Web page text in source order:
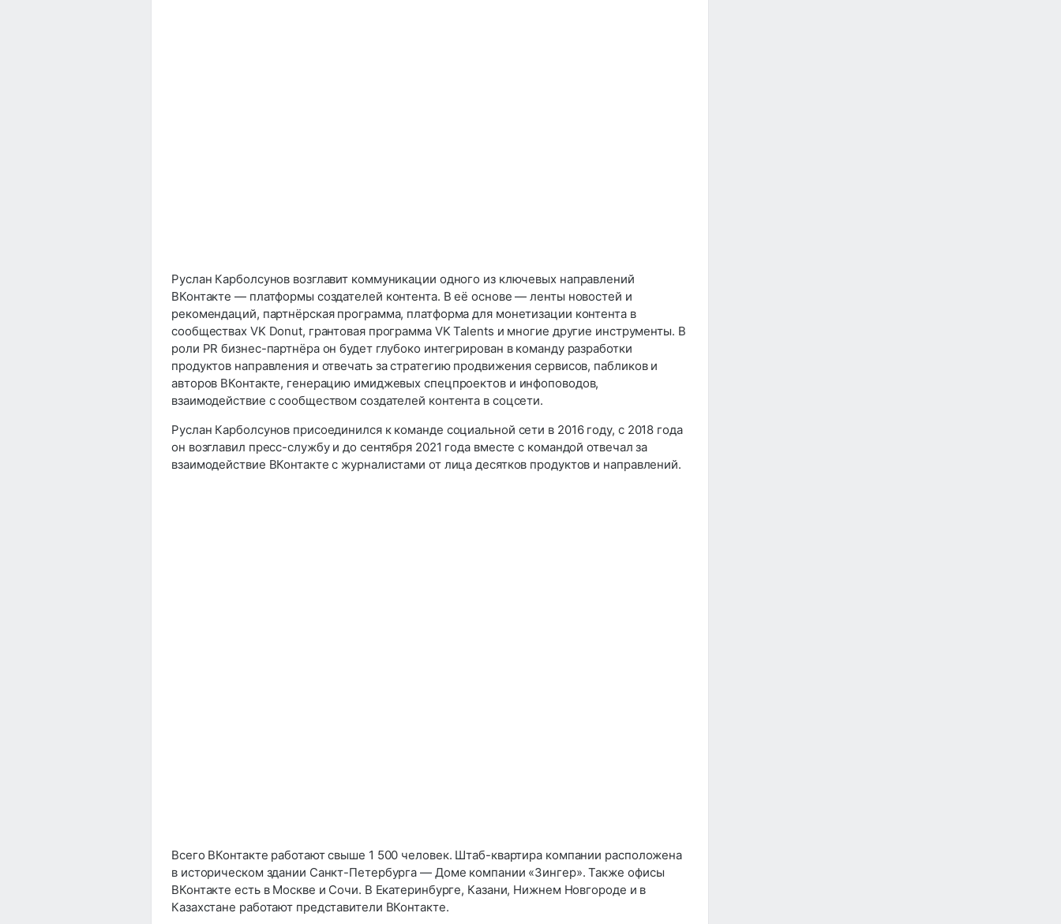
Руслан Карболсунов возглавит коммуникации одного из ключевых направлений
ВКонтакте — платформы создателей контента. В её основе — ленты новостей и
рекомендаций, партнёрская программа, платформа для монетизации контента в
сообществах VK Donut, грантовая программа VK Talents и многие другие инструменты. В
роли PR бизнес-партнёра он будет глубоко интегрирован в команду разработки
продуктов направления и отвечать за стратегию продвижения сервисов, пабликов и
авторов ВКонтакте, генерацию имиджевых спецпроектов и инфоповодов,
взаимодействие с сообществом создателей контента в соцсети.
​Руслан Карболсунов присоединился к команде социальной сети в 2016 году, с 2018 года
он возглавил пресс-службу и до сентября 2021 года вместе с командой отвечал за
взаимодействие ВКонтакте с журналистами от лица десятков продуктов и направлений.
​Всего ВКонтакте работают свыше 1 500 человек. Штаб-квартира компании расположена
в историческом здании Санкт-Петербурга — Доме компании «Зингер». Также офисы
ВКонтакте есть в Москве и Сочи. В Екатеринбурге, Казани, Нижнем Новгороде и в
Казахстане работают представители ВКонтакте.